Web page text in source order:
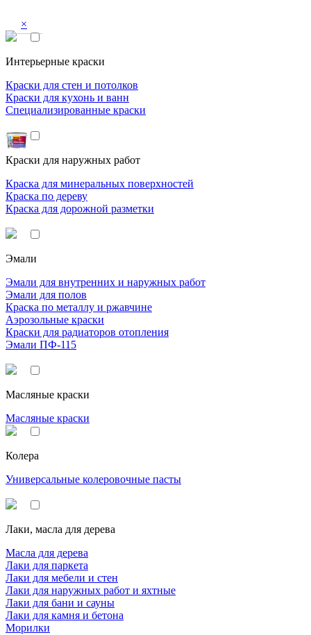
×
Интерьерные краски
Краски для стен и потолков
Краски для кухонь и ванн
Специализированные краски
Краски для наружных работ
Краска для минеральных поверхностей
Краска по дереву
Краска для дорожной разметки
Эмали
Эмали для внутренних и наружных работ
Эмали для полов
Краска по металлу и ржавчине
Аэрозольные краски
Краски для радиаторов отопления
Эмали ПФ-115
Масляные краски
Масляные краски
Колера
Универсальные колеровочные пасты
Лаки, масла для дерева
Масла для дерева
Лаки для паркета
Лаки для мебели и стен
Лаки для наружных работ и яхтные
Лаки для бани и сауны
Лаки для камня и бетона
Морилки